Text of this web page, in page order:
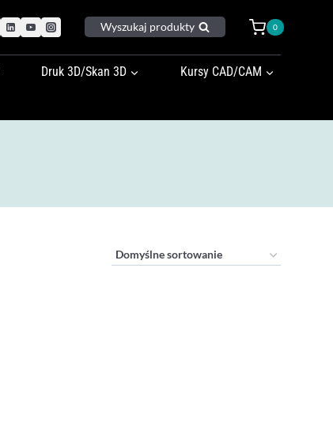
Wyszukaj produkty 0
Druk 3D/Skan 3D Kursy CAD/CAM